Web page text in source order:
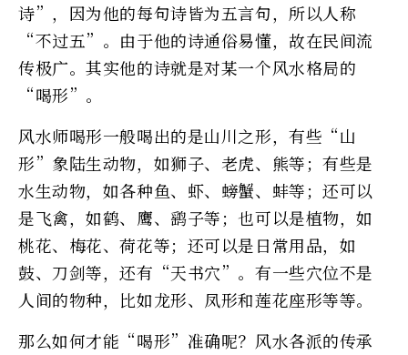
诗”，因为他的每句诗皆为五言句，所以人称
“不过五”。由于他的诗通俗易懂，故在民间流
传极广。其实他的诗就是对某一个风水格局的
“喝形”。
风水师喝形一般喝出的是山川之形，有些“山
形”象陆生动物，如狮子、老虎、熊等；有些是
水生动物，如各种鱼、虾、螃蟹、蚌等；还可以
是飞禽，如鹤、鹰、鹞子等；也可以是植物，如
桃花、梅花、荷花等；还可以是日常用品，如
鼓、刀剑等，还有“天书穴”。有一些穴位不是
人间的物种，比如龙形、凤形和莲花座形等等。
那么如何才能“喝形”准确呢？风水各派的传承